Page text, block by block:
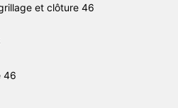
et clôture 46
46